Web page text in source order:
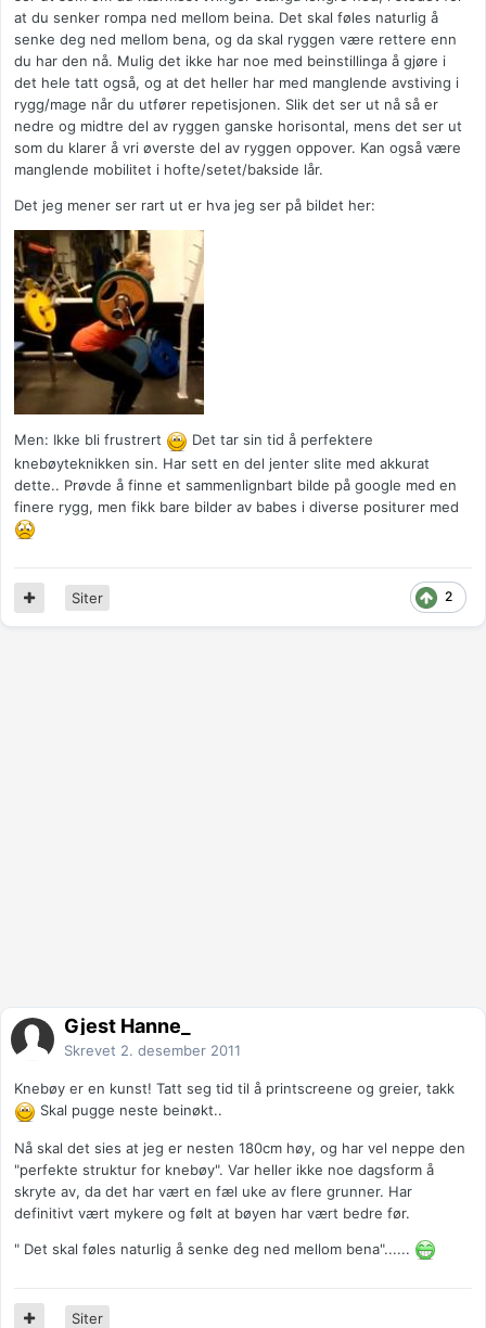
at du senker rompa ned mellom beina. Det skal føles naturlig å
senke deg ned mellom bena, og da skal ryggen være rettere enn
du har den nå. Mulig det ikke har noe med beinstillinga å gjøre i
det hele tatt også, og at det heller har med manglende avstiving i
rygg/mage når du utfører repetisjonen. Slik det ser ut nå så er
nedre og midtre del av ryggen ganske horisontal, mens det ser ut
som du klarer å vri øverste del av ryggen oppover. Kan også være
manglende mobilitet i hofte/setet/bakside lår.
Det jeg mener ser rart ut er hva jeg ser på bildet her:
Men: Ikke bli frustrert
Det tar sin tid å perfektere
knebøyteknikken sin. Har sett en del jenter slite med akkurat
dette.. Prøvde å finne et sammenlignbart bilde på google med en
finere rygg, men fikk bare bilder av babes i diverse positurer med
2
Siter
Gjest Hanne_
Skrevet 2. desember 2011
Knebøy er en kunst! Tatt seg tid til å printscreene og greier, takk
Skal pugge neste beinøkt..
Nå skal det sies at jeg er nesten 180cm høy, og har vel neppe den
"perfekte struktur for knebøy". Var heller ikke noe dagsform å
skryte av, da det har vært en fæl uke av flere grunner. Har
definitivt vært mykere og følt at bøyen har vært bedre før.
" Det skal føles naturlig å senke deg ned mellom bena"......
Siter